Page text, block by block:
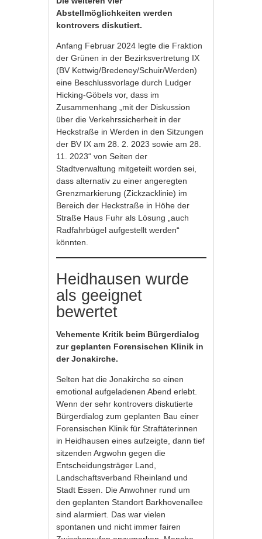
Abstellmöglichkeiten werden
kontrovers diskutiert.
Anfang Februar 2024 legte die Fraktion
der Grünen in der Bezirksvertretung IX
(BV Kettwig/Bredeney/Schuir/Werden)
eine Beschlussvorlage durch Ludger
Hicking-Göbels vor, dass im
Zusammenhang „mit der Diskussion
über die Verkehrssicherheit in der
Heckstraße in Werden in den Sitzungen
der BV IX am 28. 2. 2023 sowie am 28.
11. 2023“ von Seiten der
Stadtverwaltung mitgeteilt worden sei,
dass alternativ zu einer angeregten
Grenzmarkierung (Zickzacklinie) im
Bereich der Heckstraße in Höhe der
Straße Haus Fuhr als Lösung „auch
Radfahrbügel aufgestellt werden“
könnten.
Heidhausen wurde
als geeignet
bewertet
Vehemente Kritik beim Bürgerdialog
zur geplanten Forensischen Klinik in
der Jonakirche.
Selten hat die Jonakirche so einen
emotional aufgeladenen Abend erlebt.
Wenn der sehr kontrovers diskutierte
Bürgerdialog zum geplanten Bau einer
Forensischen Klinik für Straftäterinnen
in Heidhausen eines aufzeigte, dann tief
sitzenden Argwohn gegen die
Entscheidungsträger Land,
Landschaftsverband Rheinland und
Stadt Essen. Die Anwohner rund um
den geplanten Standort Barkhovenallee
sind alarmiert. Das war vielen
spontanen und nicht immer fairen